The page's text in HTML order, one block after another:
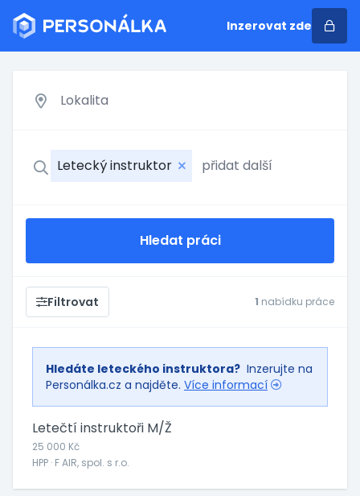
Inzerovat zde
Letecký instruktor
Hledat práci
Filtrovat 1 nabídku práce
Hledáte leteckého instruktora? Inzerujte na
Personálka.cz a najděte. Více informací
Letečtí instruktoři M/Ž
25 000 Kč
HPP · F AIR, spol. s r.o.